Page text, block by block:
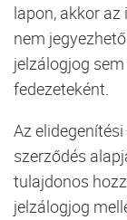
lapon, akkor
nem
jelzálogjog
fedezeteként.
Az
szerződés
tulajdonos
jelzálogjog